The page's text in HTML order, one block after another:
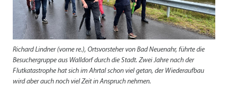
Richard Lindner (vorne re.), Ortsvorsteher von Bad Neuenahr, führte die
Besuchergruppe aus Walldorf durch die Stadt. Zwei Jahre nach der
Flutkatastrophe hat sich im Ahrtal schon viel getan, der Wiederaufbau
wird aber auch noch viel Zeit in Anspruch nehmen.